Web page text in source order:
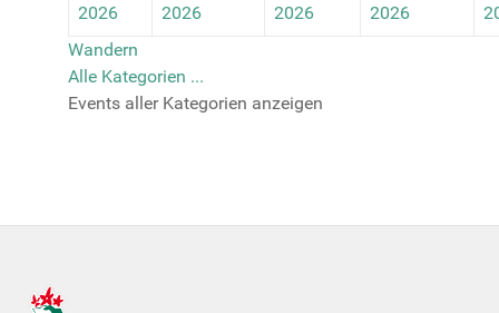
2026
2026
2026
2026
Wandern
Alle Kategorien ...
Events aller Kategorien anzeigen